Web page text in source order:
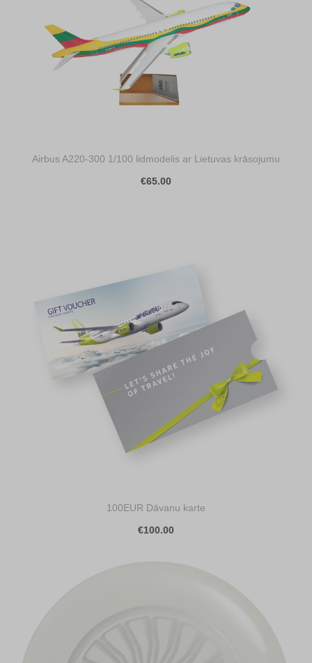
Airbus A220-300 1/100 lidmodelis ar Lietuvas krāsojumu
€65.00
100EUR Dāvanu karte
€100.00